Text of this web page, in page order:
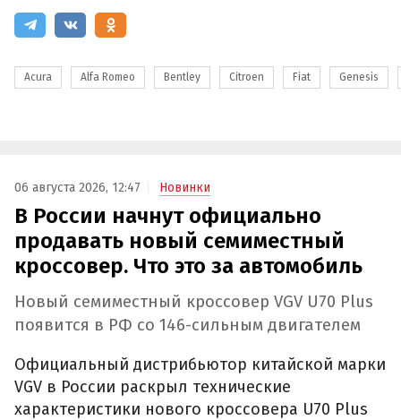
Acura Alfa Romeo Bentley Citroen Fiat Genesis
06 августа 2026, 12:47 Новинки
В России начнут официально
продавать новый семиместный
кроссовер. Что это за автомобиль
Новый семиместный кроссовер VGV U70 Plus
появится в РФ со 146-сильным двигателем
Официальный дистрибьютор китайской марки
VGV в России раскрыл технические
характеристики нового кроссовера U70 Plus